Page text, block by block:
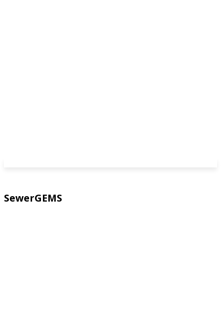
SewerGEMS